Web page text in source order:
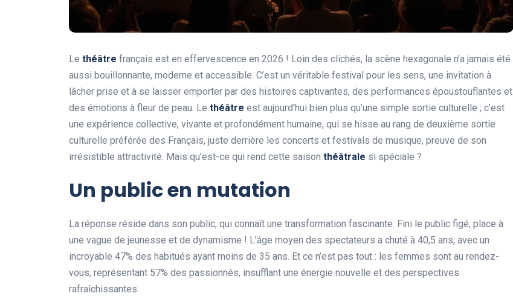
Le théâtre français est en effervescence en 2026 ! Loin des clichés, la scène hexagonale n’a jamais été
aussi bouillonnante, moderne et accessible. C’est un véritable festival pour les sens, une invitation à
lâcher prise et à se laisser emporter par des histoires captivantes, des performances époustouflantes et
des émotions à fleur de peau. Le théâtre est aujourd’hui bien plus qu’une simple sortie culturelle ; c’est
une expérience collective, vivante et profondément humaine, qui se hisse au rang de deuxième sortie
culturelle préférée des Français, juste derrière les concerts et festivals de musique, preuve de son
irrésistible attractivité. Mais qu’est-ce qui rend cette saison théâtrale si spéciale ?
Un public en mutation
La réponse réside dans son public, qui connaît une transformation fascinante. Fini le public figé, place à
une vague de jeunesse et de dynamisme ! L’âge moyen des spectateurs a chuté à 40,5 ans, avec un
incroyable 47% des habitués ayant moins de 35 ans. Et ce n’est pas tout : les femmes sont au rendez-
vous, représentant 57% des passionnés, insufflant une énergie nouvelle et des perspectives
rafraîchissantes.